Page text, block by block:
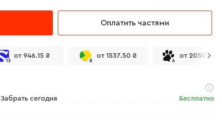
Оплатить частями
13
от 946.15 ₴
8
от 1537.50 ₴
6
от 2050.00
Забрать сегодня
Бесплатно